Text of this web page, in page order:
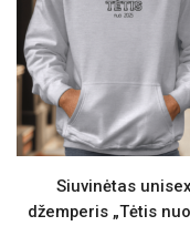
Siuvinėtas unisex
džemperis „Tėtis